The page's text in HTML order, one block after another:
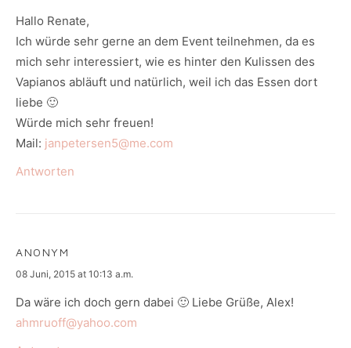
Hallo Renate,
Ich würde sehr gerne an dem Event teilnehmen, da es
mich sehr interessiert, wie es hinter den Kulissen des
Vapianos abläuft und natürlich, weil ich das Essen dort
liebe 🙂
Würde mich sehr freuen!
Mail: janpetersen5@me.com
Antworten
ANONYM
says:
08 Juni, 2015 at 10:13 a.m.
Da wäre ich doch gern dabei 🙂 Liebe Grüße, Alex!
ahmruoff@yahoo.com